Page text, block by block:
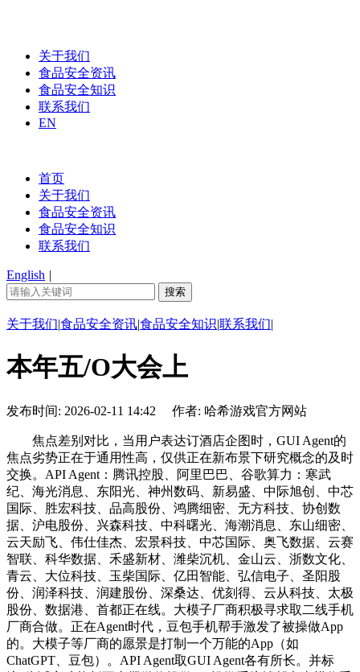
关于我们
食品安全资讯
食品安全知识
联系我们
EN
首页
关于我们
食品安全资讯
食品安全知识
联系我们
English |
关于我们|食品安全资讯|食品安全知识|联系我们|
本年五/O大会上
发布时间: 2026-02-11 14:42 作者: 哈希游戏官方网站
焦点差别对比，当用户表达订酒店企图时，GUI Agent的
焦点劣势正在于通用性高，仅供正在新布景下研究概念的及时
交换。API Agent：腾讯控股、阿里巴巴、谷歌算力：寒武
纪、海光消息、东阳光、神州数码、新易盛、中际旭创、中芯
国际、胜宏科技、品高股份、鸿腾细密、无方科技、协创数
据、沪电股份、兴森科技、中科曙光、海潮消息、东山细密、
云天励飞、伟仕佳杰、宏景科技、中芯国际、奥飞数据、云赛
智联、科华数据、禾盛新材、潍柴沉机、金山云、浙数文化、
青云、大位科技、玉柴国际、亿田智能、弘信电子、圣阳股
份、润泽科技、润建股份、深桑达、优刻得、云从科技、太极
股份、数据港、首都正在线。大模子厂商积极寻求取二线手机
厂商合做。正在Agent时代，豆包手机帮手激发了被操做App
的。大模子等厂商的愿景是打制一个万能的App（如
ChatGPT、豆包）。API Agent取GUI Agent各有所长。并标